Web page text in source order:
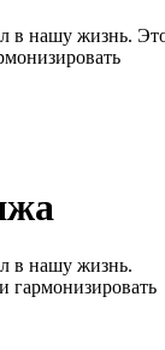
в нашу жизнь.
в нашу жизнь.
гармонизировать